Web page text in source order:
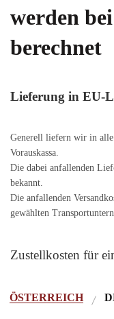
werden
berechnet
Lieferung in EU-
Generell liefern wir in alle
Vorauskassa.
Die dabei anfallenden
bekannt.
Die anfallenden
gewählten
Zustellkosten für
ÖSTERREICH